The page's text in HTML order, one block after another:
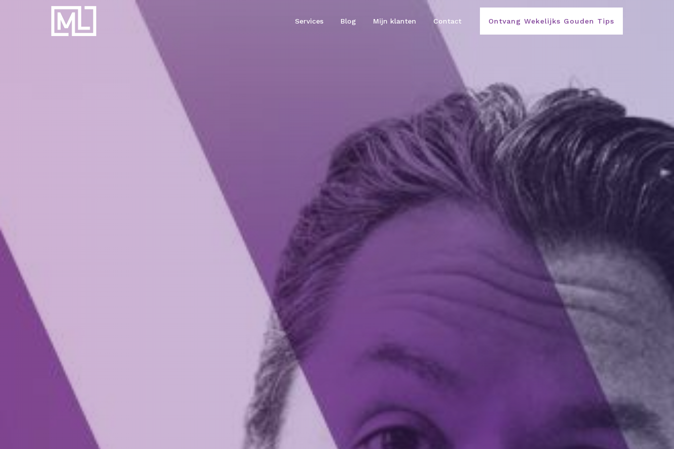
Businesscoach
voor
Services Blog Mijn klanten Contact Ontvang Wekelijks Gouden Tips